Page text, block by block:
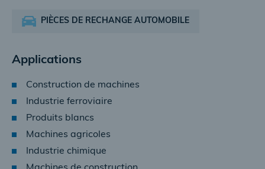
PIÈCES DE RECHANGE AUTOMOBILE
Applications
Construction de machines
Industrie ferroviaire
Produits blancs
Machines agricoles
Industrie chimique